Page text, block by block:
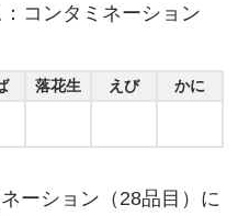
コンタミネーション
落花生 えび かに
ーション（28品目）に